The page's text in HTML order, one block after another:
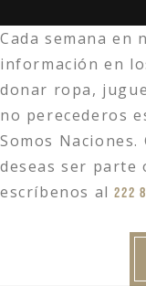
Cada semana en
información en
donar ropa,
no perecederos
Somos
deseas ser parte
escríbenos al222